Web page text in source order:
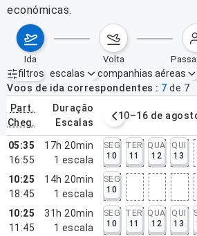
económicas.
ida volta
filtros
Filtros ativos nenhum
escalas companhias aéreas
Voos de ida correspondentes
7 de 7
part.
cheg.
duração
escalas
agosto de 2026 10–16 de
05:35
16:55
17h 20min
1 escala
SEG
10
TER
11
QUA
12
QUI
13
10:25
18:45
14h 20min
1 escala
SEG
10
10:25
11:45
31h 20min
1 escala
SEG
10
TER
11
QUA
12
QUI
13